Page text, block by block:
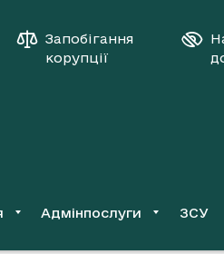
Запобігання
корупції
Адмінпослуги ЗСУ